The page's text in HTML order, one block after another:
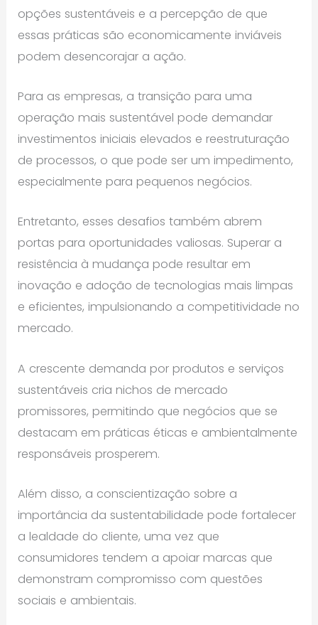
opções sustentáveis e a percepção de que
essas práticas são economicamente inviáveis
podem desencorajar a ação.
Para as empresas, a transição para uma
operação mais sustentável pode demandar
investimentos iniciais elevados e reestruturação
de processos, o que pode ser um impedimento,
especialmente para pequenos negócios.
Entretanto, esses desafios também abrem
portas para oportunidades valiosas. Superar a
resistência à mudança pode resultar em
inovação e adoção de tecnologias mais limpas
e eficientes, impulsionando a competitividade no
mercado.
A crescente demanda por produtos e serviços
sustentáveis cria nichos de mercado
promissores, permitindo que negócios que se
destacam em práticas éticas e ambientalmente
responsáveis prosperem.
Além disso, a conscientização sobre a
importância da sustentabilidade pode fortalecer
a lealdade do cliente, uma vez que
consumidores tendem a apoiar marcas que
demonstram compromisso com questões
sociais e ambientais.